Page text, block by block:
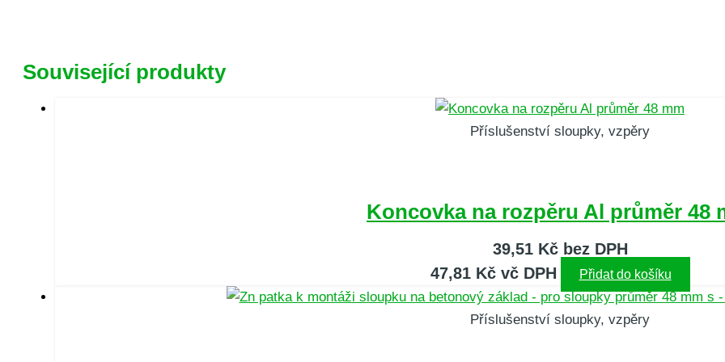
Související produkty
Příslušenství sloupky, vzpěry
Koncovka na rozpěru Al průměr 48
39,51 Kčbez DPH
47,81 Kčvč DPH Přidat do košíku
Příslušenství sloupky, vzpěry